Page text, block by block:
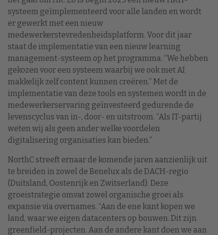
systeem geïmplementeerd voor alle landen en wordt
er gewerkt met een nieuw
medewerkerstevredenheidsplatform. Voor dit jaar
staat de implementatie van een nieuw learning
management-systeem op het programma. “We hebben
gekozen voor een systeem waarbij we ook met AI
makkelijk zelf content kunnen creëren.” Met de
implementatie van deze tools en systemen wordt in de
medewerkerservaring geïnvesteerd gedurende de
levenscyclus van in-, door- en uitstroom. “Als IT-partij
weten wij als geen ander welke voordelen
digitalisering organisaties kan bieden.”
NorthC streeft ernaar de komende jaren aanzienlijk uit
te breiden in zowel de Benelux als de DACH-regio
(Duitsland, Oostenrijk en Zwitserland). Deze
groeistrategie omvat zowel organische groei als
expansie via overnames. “Aan de ene kant kopen we
land, waar we eigen datacenters op bouwen. Dit zijn
greenfield-projecten. Aan de andere kant doen we aan